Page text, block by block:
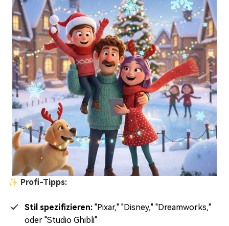
✨ Profi-Tipps:
Stil spezifizieren: "Pixar," "Disney," "Dreamworks,"
oder "Studio Ghibli"